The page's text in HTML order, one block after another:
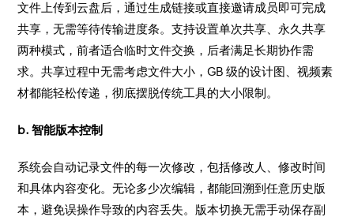
文件上传到云盘后，通过生成链接或直接邀请成员即可完成
共享，无需等待传输进度条。支持设置单次共享、永久共享
两种模式，前者适合临时文件交换，后者满足长期协作需
求。共享过程中无需考虑文件大小，GB 级的设计图、视频素
材都能轻松传递，彻底摆脱传统工具的大小限制。
b. 智能版本控制
系统会自动记录文件的每一次修改，包括修改人、修改时间
和具体内容变化。无论多少次编辑，都能回溯到任意历史版
本，避免误操作导致的内容丢失。版本切换无需手动保存副